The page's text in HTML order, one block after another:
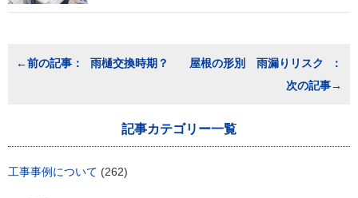
シ
ョ
ン
雨樋交換時期？ 屋根の形別 雨漏りリスク
記事カテゴリー一覧
工事事例について (262)